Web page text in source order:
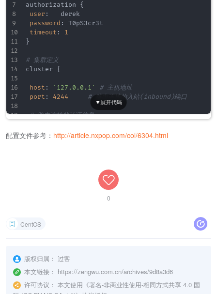
authorization {
user :
   derek
password :
T0pS3cr3t
timeout :
1
}
# 集群定义
cluster {
host : '127.0.0.1'
# 主机地址
port : 4244 # 路由连接的入站(inbound)端口
# 路由连接的认证信息
user : route_user
# Routes are actively solicited and connected
# Other servers can connect to us if they
# in their routes definitions from above.
  nats
# 日志选项
debug:
false
trace:
true
logtime
false
配置文件参考： http://article.nxpop.com/col/6304.html
0
CentOS
版权归属： 过客
本文链接： https://zengwu.com.cn/archives/9d8a3d6
许可协议： 本文使用《署名-非商业性使用-相同方式共享 4.0 国